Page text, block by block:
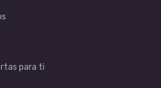
para ti